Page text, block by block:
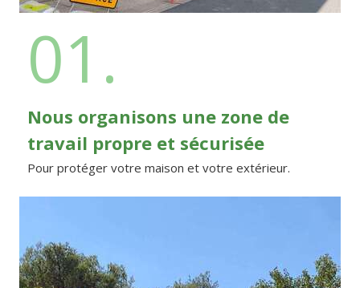
01.
Nous organisons une zone de
travail propre et sécurisée
Pour protéger votre maison et votre extérieur.